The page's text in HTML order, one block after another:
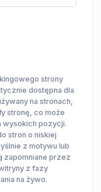
strony
dostępna dla
na stronach,
stronę, co może
wysokich pozycji.
stron o niskiej
z motywu lub
zapomniane przez
z fazy
na żywo.